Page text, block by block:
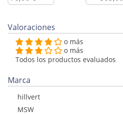
Valoraciones
o más
o más
Todos los productos evaluados
Marca
hillvert
MSW